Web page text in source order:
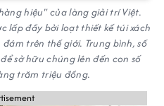
hiệu" của làng giải trí Việt.
lấp đầy bởi loạt thiết kế túi xách
trên thế giới. Trung bình, số
sở hữu chúng lên đến con số
trăm triệu đồng.